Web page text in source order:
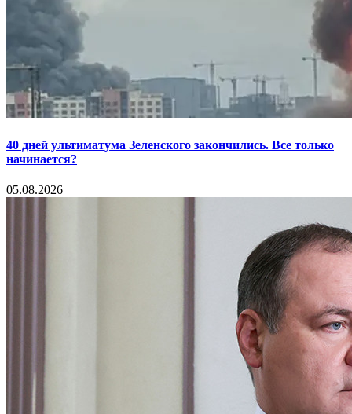
40 дней ультиматума Зеленского закончились. Все только
начинается?
05.08.2026